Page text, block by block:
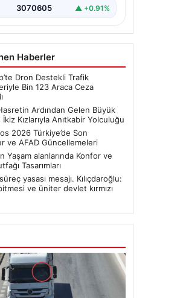
3070605 ▲ +0.91%
Haberler
Dron Destekli Trafik
Bin 123 Araca Ceza
Ardından Gelen Büyük
Kızlarıyla Anıtkabir Yolculuğu
2026 Türkiye’de Son
ve AFAD Güncellemeleri
Yaşam alanlarında Konfor ve
Tasarımları
yasası mesajı. Kılıçdaroğlu:
ve üniter devlet kırmızı